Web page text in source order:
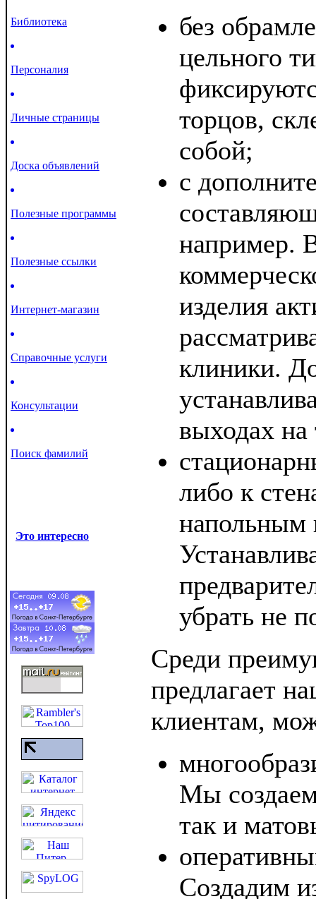
Библиотека
Персоналия
Личные страницы
Доска объявлений
Полезные программы
Полезные ссылки
Интернет-магазин
Справочные услуги
Консультации
Поиск фамилий
Это интересно
без
цельного
торцов,
собой;
с
например.
изделия
клиники.
выходах на
либо к
напольным
убрать не
Среди
предлагает
клиентам,
Мы
так и
Создадим